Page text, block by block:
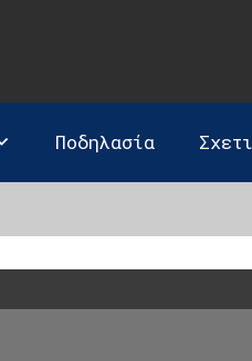
Ποδηλασία